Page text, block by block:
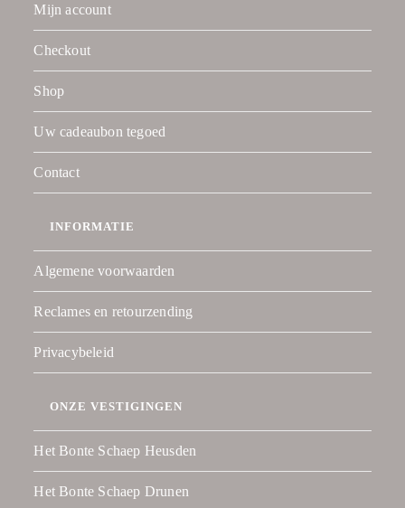
Mijn account
Checkout
Shop
Uw cadeaubon tegoed
Contact
INFORMATIE
Algemene voorwaarden
Reclames en retourzending
Privacybeleid
ONZE VESTIGINGEN
Het Bonte Schaep Heusden
Het Bonte Schaep Drunen